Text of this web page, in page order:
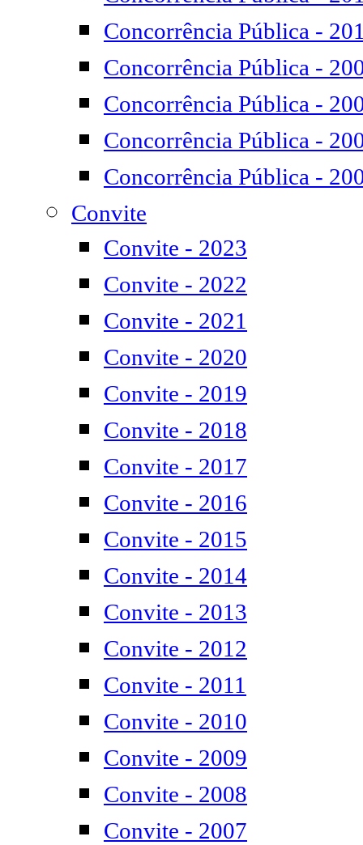
Concorrência Pública -
Concorrência Pública -
Concorrência Pública -
Concorrência Pública -
Concorrência Pública -
Convite
Convite - 2023
Convite - 2022
Convite - 2021
Convite - 2020
Convite - 2019
Convite - 2018
Convite - 2017
Convite - 2016
Convite - 2015
Convite - 2014
Convite - 2013
Convite - 2012
Convite - 2011
Convite - 2010
Convite - 2009
Convite - 2008
Convite - 2007